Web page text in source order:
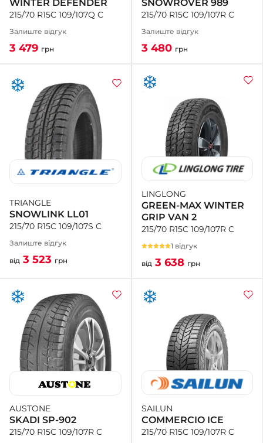
WINTER DEFENDER
215/70 R15C 109/107Q C
Залиште відгук
3 479 грн
SNOWROVER 989
215/70 R15C 109/107R C
Залиште відгук
3 480 грн
TRIANGLE
SNOWLINK LL01
215/70 R15C 109/107S C
Залиште відгук
від 3 523 грн
LINGLONG
GREEN-MAX WINTER
GRIP VAN 2
215/70 R15C 109/107R C
1 відгук
від 3 638 грн
AUSTONE
SKADI SP-902
215/70 R15C 109/107R C
SAILUN
COMMERCIO ICE
215/70 R15C 109/107R C